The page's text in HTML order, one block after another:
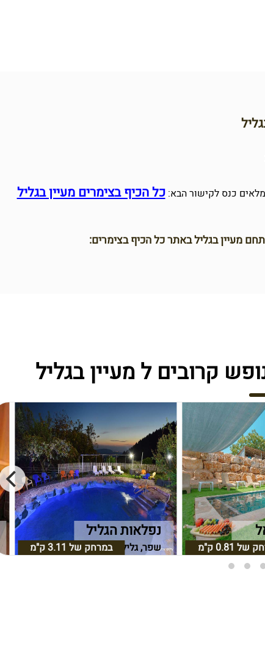
כנס לקישור הבא:כל הכיף בצימרים מעיין בגליל
מעיין בגליל באתר כל הכיף בצימרים:
קרובים ל מעיין בגליל
של 0.81 ק"מ
נפלאות הגליל
שפר, גליל עליוןבמרחק של 3.11 ק"מ